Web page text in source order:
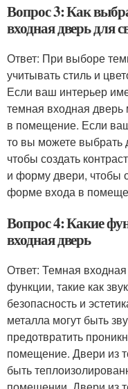
Вопрос 3: Как
входная дверь для
Ответ: При выборе
учитывать стиль и
Если ваш интерьер
темная входная дверь
в помещение. Если
то вы можете выбрать
чтобы создать
и форму двери, чтобы
форме входа в
Вопрос 4: Какие
входная дверь
Ответ: Темная
функции, такие как
безопасность и
металла могут быть
предотвратить
помещение. Двери из
быть